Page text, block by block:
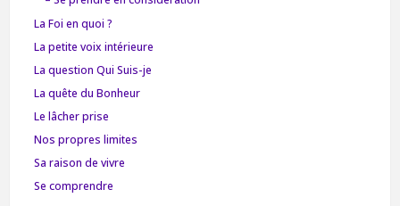
La Foi en quoi ?
La petite voix intérieure
La question Qui Suis-je
La quête du Bonheur
Le lâcher prise
Nos propres limites
Sa raison de vivre
Se comprendre